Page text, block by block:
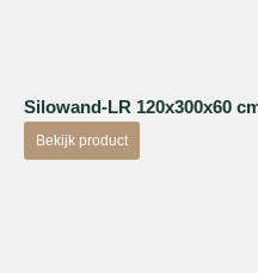
Silowand-LR 120x300x60
Bekijk product